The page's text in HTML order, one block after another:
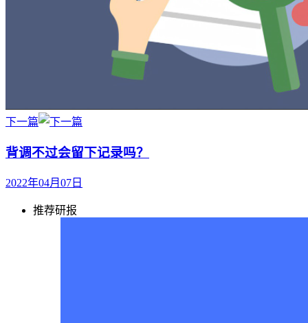
下一篇
背调不过会留下记录吗？
2022年04月07日
推荐研报